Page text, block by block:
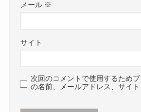
メール ※
サイト
次回のコメントで使用するため
の名前、メールアドレス、サイト